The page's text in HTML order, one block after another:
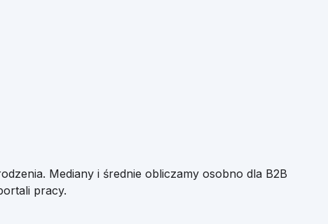
Mediany i średnie obliczamy osobno dla B2B
pracy.